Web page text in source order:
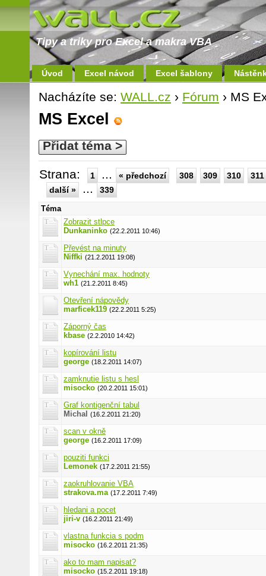
Tipy a triky pro Excel a makra VBA
Úvod Excel návod Excel šablony
Nacházíte se: WALL.cz › Fórum › MS
MS Excel
Přidat téma >
Strana: 1 ... « předchozí 308 309 310
311
další »
... 339
Téma
Zobrazit stlpce
Dunkaninko (22.2.2011 10:46)
Převést na minuty
Niffki (21.2.2011 19:08)
Vynechání max. hodnoty
wh1 (21.2.2011 8:45)
Otevření nápovědy
marficek119 (22.2.2011 5:25)
Záporný čas
kbase (2.2.2010 14:42)
kopírování listu
george (18.2.2011 14:07)
zamknutie listu s hesl
misocko (20.2.2011 15:01)
Graf kontigenční tabul
Michal (16.2.2011 21:20)
scan v okně
george (16.2.2011 17:09)
pouziti funkci
Lemonek (17.2.2011 21:55)
zaokruhlovanie VBA
strakova.ma (17.2.2011 7:49)
hledani a pocet
jiri-v (16.2.2011 21:49)
vlastna funkcia s podm
misocko (16.2.2011 21:35)
ako to mam napisat?
misocko (15.2.2011 19:18)